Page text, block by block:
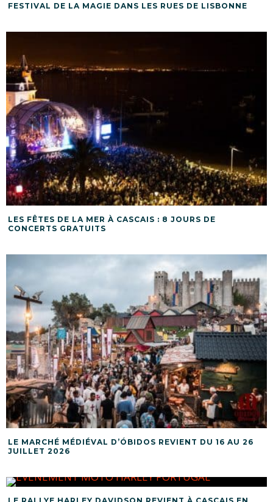
FESTIVAL DE LA MAGIE DANS LES RUES DE LISBONNE
LES FÊTES DE LA MER À CASCAIS : 8 JOURS DE
CONCERTS GRATUITS
LE MARCHÉ MÉDIÉVAL D’ÓBIDOS REVIENT DU 16 AU 26
JUILLET 2026